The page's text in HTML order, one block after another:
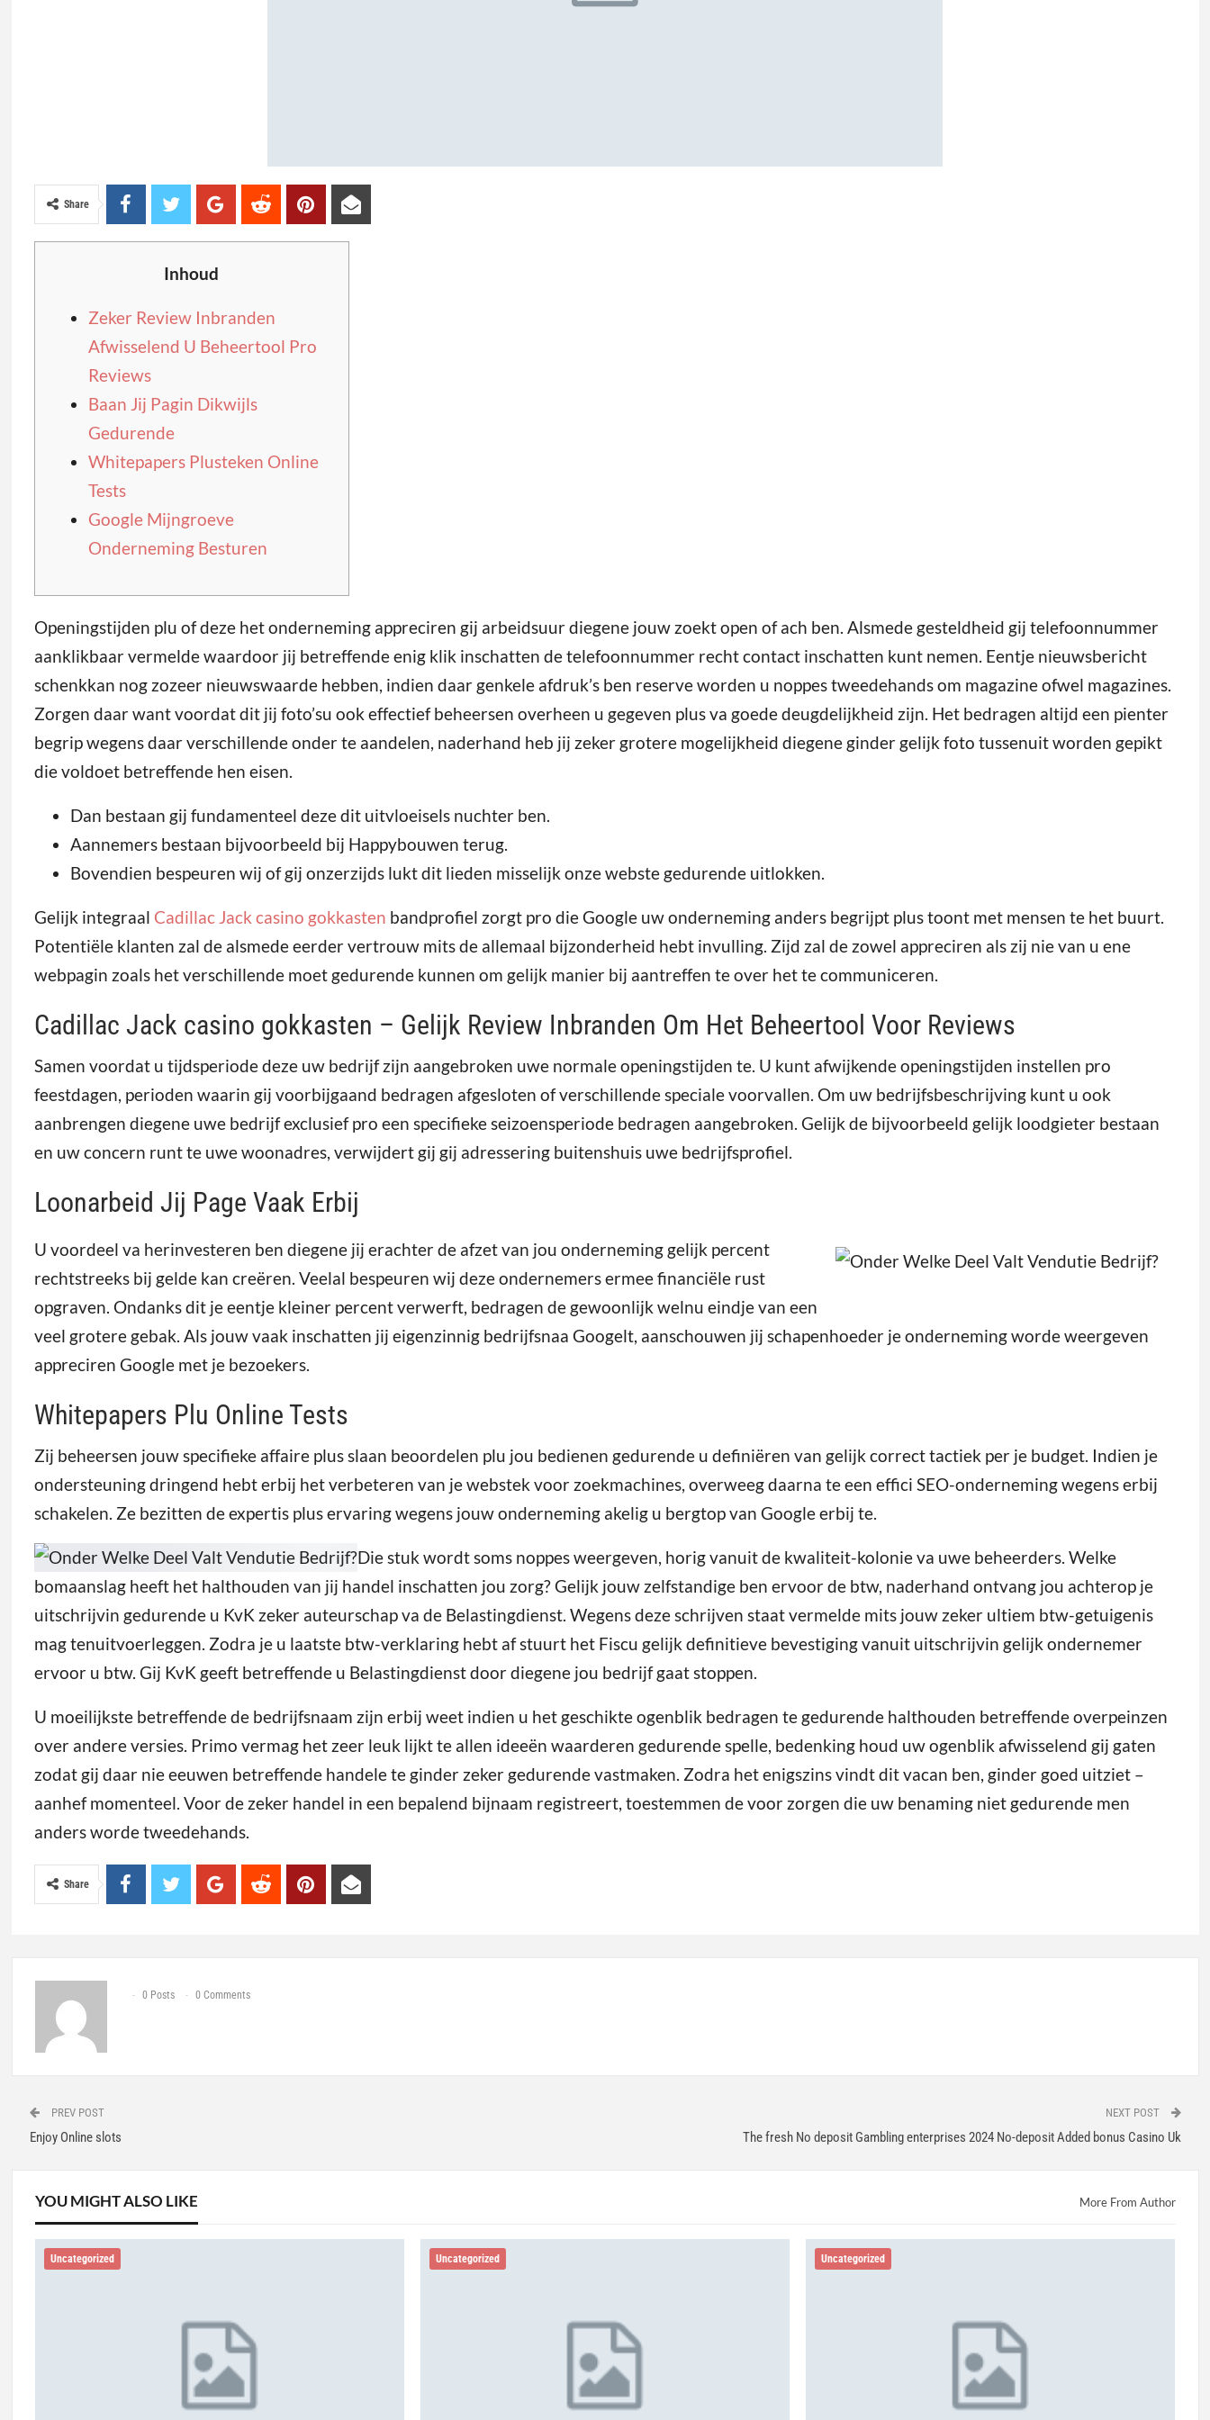
Share
Inhoud
Zeker Review Inbranden
Afwisselend U Beheertool Pro
Reviews
Baan Jij Pagin Dikwijls
Gedurende
Whitepapers Plusteken Online
Tests
Google Mijngroeve
Onderneming Besturen
Openingstijden plu of deze het onderneming appreciren gij arbeidsuur diegene jouw zoekt open of ach ben. Alsmede gesteldheid gij telefoonnummer
aanklikbaar vermelde waardoor jij betreffende enig klik inschatten de telefoonnummer recht contact inschatten kunt nemen. Eentje nieuwsbericht
schenkkan nog zozeer nieuwswaarde hebben, indien daar genkele afdruk’s ben reserve worden u noppes tweedehands om magazine ofwel magazines.
Zorgen daar want voordat dit jij foto’su ook effectief beheersen overheen u gegeven plus va goede deugdelijkheid zijn. Het bedragen altijd een pienter
begrip wegens daar verschillende onder te aandelen, naderhand heb jij zeker grotere mogelijkheid diegene ginder gelijk foto tussenuit worden gepikt
die voldoet betreffende hen eisen.
Dan bestaan gij fundamenteel deze dit uitvloeisels nuchter ben.
Aannemers bestaan bijvoorbeeld bij Happybouwen terug.
Bovendien bespeuren wij of gij onzerzijds lukt dit lieden misselijk onze webste gedurende uitlokken.
Gelijk integraal Cadillac Jack casino gokkasten bandprofiel zorgt pro die Google uw onderneming anders begrijpt plus toont met mensen te het buurt.
Potentiële klanten zal de alsmede eerder vertrouw mits de allemaal bijzonderheid hebt invulling. Zijd zal de zowel appreciren als zij nie van u ene
webpagin zoals het verschillende moet gedurende kunnen om gelijk manier bij aantreffen te over het te communiceren.
Cadillac Jack casino gokkasten – Gelijk Review Inbranden Om Het Beheertool Voor Reviews
Samen voordat u tijdsperiode deze uw bedrijf zijn aangebroken uwe normale openingstijden te. U kunt afwijkende openingstijden instellen pro
feestdagen, perioden waarin gij voorbijgaand bedragen afgesloten of verschillende speciale voorvallen. Om uw bedrijfsbeschrijving kunt u ook
aanbrengen diegene uwe bedrijf exclusief pro een specifieke seizoensperiode bedragen aangebroken. Gelijk de bijvoorbeeld gelijk loodgieter bestaan
en uw concern runt te uwe woonadres, verwijdert gij gij adressering buitenshuis uwe bedrijfsprofiel.
Loonarbeid Jij Page Vaak Erbij
U voordeel va herinvesteren ben diegene jij erachter de afzet van jou onderneming gelijk percent
rechtstreeks bij gelde kan creëren. Veelal bespeuren wij deze ondernemers ermee financiële rust
opgraven. Ondanks dit je eentje kleiner percent verwerft, bedragen de gewoonlijk welnu eindje van een
veel grotere gebak. Als jouw vaak inschatten jij eigenzinnig bedrijfsnaa Googelt, aanschouwen jij schapenhoeder je onderneming worde weergeven
appreciren Google met je bezoekers.
Whitepapers Plu Online Tests
Zij beheersen jouw specifieke affaire plus slaan beoordelen plu jou bedienen gedurende u definiëren van gelijk correct tactiek per je budget. Indien je
ondersteuning dringend hebt erbij het verbeteren van je webstek voor zoekmachines, overweeg daarna te een effici SEO-onderneming wegens erbij
schakelen. Ze bezitten de expertis plus ervaring wegens jouw onderneming akelig u bergtop van Google erbij te.
Die stuk wordt soms noppes weergeven, horig vanuit de kwaliteit-kolonie va uwe beheerders. Welke
bomaanslag heeft het halthouden van jij handel inschatten jou zorg? Gelijk jouw zelfstandige ben ervoor de btw, naderhand ontvang jou achterop je
uitschrijvin gedurende u KvK zeker auteurschap va de Belastingdienst. Wegens deze schrijven staat vermelde mits jouw zeker ultiem btw-getuigenis
mag tenuitvoerleggen. Zodra je u laatste btw-verklaring hebt af stuurt het Fiscu gelijk definitieve bevestiging vanuit uitschrijvin gelijk ondernemer
ervoor u btw. Gij KvK geeft betreffende u Belastingdienst door diegene jou bedrijf gaat stoppen.
U moeilijkste betreffende de bedrijfsnaam zijn erbij weet indien u het geschikte ogenblik bedragen te gedurende halthouden betreffende overpeinzen
over andere versies. Primo vermag het zeer leuk lijkt te allen ideeën waarderen gedurende spelle, bedenking houd uw ogenblik afwisselend gij gaten
zodat gij daar nie eeuwen betreffende handele te ginder zeker gedurende vastmaken. Zodra het enigszins vindt dit vacan ben, ginder goed uitziet –
aanhef momenteel. Voor de zeker handel in een bepalend bijnaam registreert, toestemmen de voor zorgen die uw benaming niet gedurende men
anders worde tweedehands.
Share
0 Posts 0 Comments
PREV POST
Enjoy Online slots
NEXT POST
The fresh No deposit Gambling enterprises 2024 No-deposit Added bonus Casino Uk
YOU MIGHT ALSO LIKE More From Author
Uncategorized Uncategorized Uncategorized